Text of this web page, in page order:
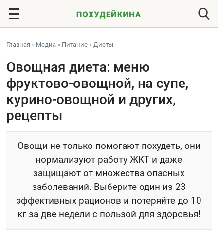
Главная » Медиа » Питание »Диеты
Овощная диета: меню
фруктово-овощной, на супе,
курино-овощной и других,
рецепты
Овощи не только помогают похудеть, они
нормализуют работу ЖКТ и даже
защищают от множества опасных
заболеваний. Выберите один из 23
эффективных рационов и потеряйте до 10
кг за две недели с пользой для здоровья!